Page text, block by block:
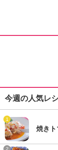
今週の人気レ
1
焼き
2